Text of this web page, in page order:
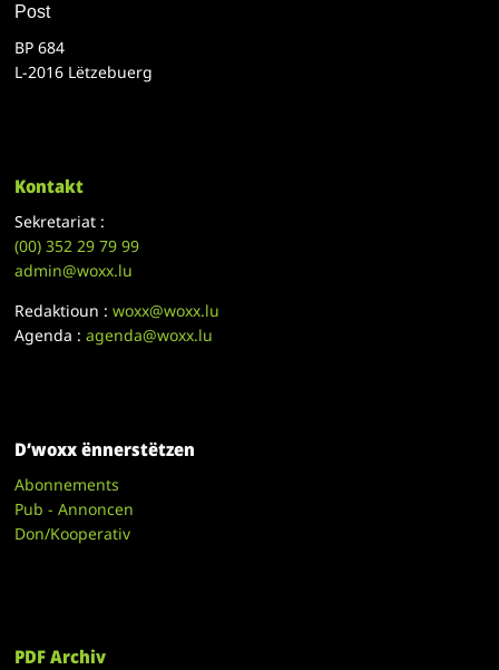
Post
BP 684
L-2016 Lëtzebuerg
Kontakt
Sekretariat :
(00)352 29 79 99
admin@woxx.lu
Redaktioun :woxx@woxx.lu
Agenda :agenda@woxx.lu
D’woxx ënnerstëtzen
Abonnements
Pub - Annoncen
Don/Kooperativ
PDF Archiv